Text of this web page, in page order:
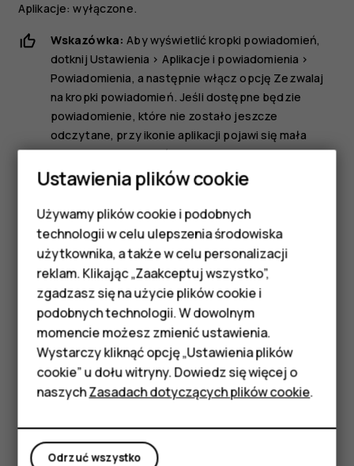
Smartfony
Telefony z funkcjami
podstawowymi
Akcesoria
HMD Terra M
Tablety
Moje konto
Aplikacje: wyłączone.
Wskazówka: Aby wyświetlić kropki powiadomień,
dotknij Ustawienia > Aplikacje i powiadomienia >
Powiadomienia, a następnie włącz opcję Zezwalaj
na kropki powiadomień. Jeśli dostępne będzie
powiadomienie, które nie zostało jeszcze
odczytane, przy ikonie aplikacji pojawi się mała
kropka. Aby zobaczyć dostępne opcje, dotknij ikony
podpowiedzi i przytrzymaj ją. Możesz dotknąć
powiadomienia, aby je otworzyć, lub przesunąć
palcem, aby je odrzucić.
Używanie ikon szybkiej konfiguracji
panelu powiadomień. Aby wyświetlić więcej ikon, przesuń
menu w dół.
Ustawienia plików cookie
Używamy plików cookie i podobnych
technologii w celu ulepszenia środowiska
użytkownika, a także w celu personalizacji
reklam. Klikając „Zaakceptuj wszystko”,
zgadzasz się na użycie plików cookie i
podobnych technologii. W dowolnym
momencie możesz zmienić ustawienia.
Wystarczy kliknąć opcję „Ustawienia plików
cookie” u dołu witryny. Dowiedz się więcej o
naszychZasadach dotyczących plików cookie.
Odrzuć wszystko